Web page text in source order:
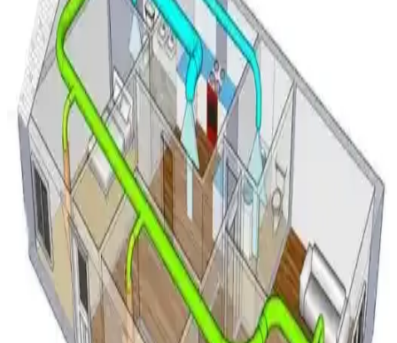
Mitsubishi Split Klima Sistemlerinde Su Sızıntısı
Nedenleri ve Çözüm Yöntemleri
Mitsubishi split klima sistemlerinde su sızıntısı genellikle drenaj
tepsisindeki çatlaklardan kaynaklanır. Buzlanma, malzeme
yorgunluğu ve montaj hataları su sızıntısına yol açabilir. Drenaj hattı
kontrolü ve tepsi onarımı önemlidir.
1965 Westinghouse PTAC Klima Ünitesi: Teknik
Özellikler ve Dayanıklılık İncelemesi
1965 Westinghouse PTAC klima ünitesi, 9000 BTU kapasite ve
11.2 EER verimlilikle dayanıklılığı ve reciprocating kompresör
teknolojisiyle öne çıkıyor. Mekanik olarak sağlam ancak kozmetik
hasarlı.
Mini Split Klima Dış Ünite Montajında Duvar ve
Zemin Tercihleri ve Dikkat Edilmesi Gerekenler